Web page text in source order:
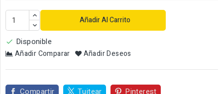
Añadir Al Carrito
 Disponible
Añadir Comparar Añadir Deseos
Compartir Tuitear Pinterest